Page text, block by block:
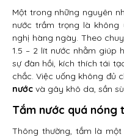
Một trong những nguyên
nước trầm trọng là không
nghị hàng ngày. Theo
1.5 – 2 lít nước nhằm giúp
sự đàn hồi, kích thích tái
chắc. Việc uống không đủ
nước và gây khô da, sần
Tắm nước quá nóng
Thông thường, tắm là